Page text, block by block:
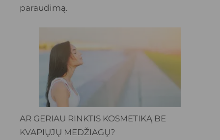
paraudimą.
AR GERIAU RINKTIS KOSMETIKĄ BE
KVAPIŲJŲ MEDŽIAGŲ?